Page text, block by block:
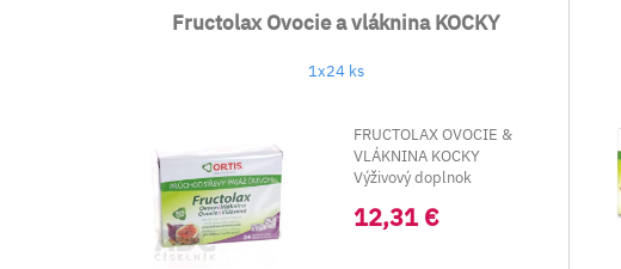
Fructolax Ovocie a vláknina KOCKY
1x24 ks
FRUCTOLAX OVOCIE &
VLÁKNINA KOCKY
Výživový doplnok
Rebarbora, T...
12,31 €